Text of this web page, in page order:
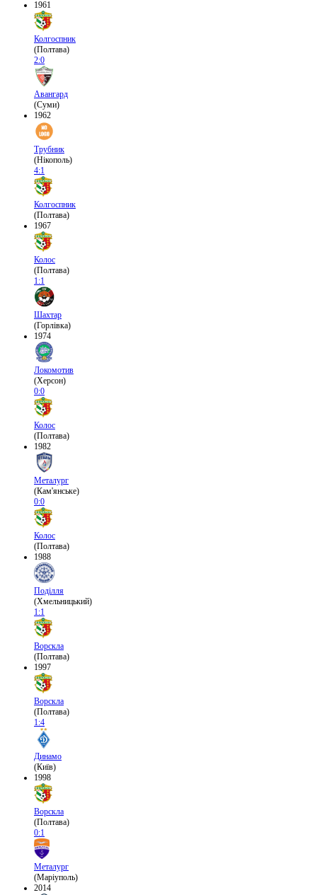
1961
Колгоспник
(Полтава)
2:0
Авангард
(Суми)
1962
Трубник
(Нікополь)
4:1
Колгоспник
(Полтава)
1967
Колос
(Полтава)
1:1
Шахтар
(Горлівка)
1974
Локомотив
(Херсон)
0:0
Колос
(Полтава)
1982
Металург
(Кам'янське)
0:0
Колос
(Полтава)
1988
Поділля
(Хмельницький)
1:1
Ворскла
(Полтава)
1997
Ворскла
(Полтава)
1:4
Динамо
(Київ)
1998
Ворскла
(Полтава)
0:1
Металург
(Маріуполь)
2014